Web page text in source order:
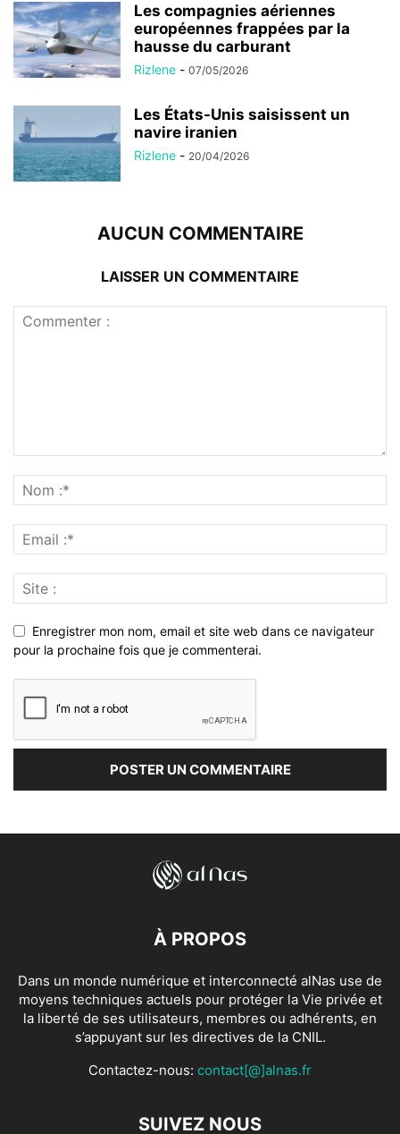
Les compagnies aériennes
européennes frappées par la
hausse du carburant
Rizlene - 07/05/2026
Les États-Unis saisissent un
navire iranien
Rizlene - 20/04/2026
AUCUN COMMENTAIRE
LAISSER UN COMMENTAIRE
Enregistrer mon nom, email et site web dans ce navigateur
pour la prochaine fois que je commenterai.
À PROPOS
Dans un monde numérique et interconnecté alNas use de
moyens techniques actuels pour protéger la Vie privée et
la liberté de ses utilisateurs, membres ou adhérents, en
s’appuyant sur les directives de la CNIL.
Contactez-nous: contact[@]alnas.fr
SUIVEZ NOUS